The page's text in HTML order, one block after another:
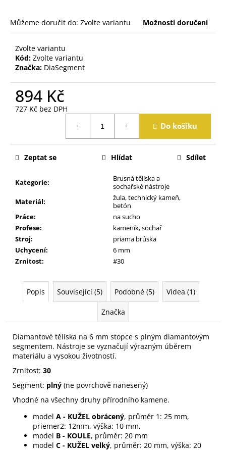
Můžeme doručit do: Zvolte variantu Možnosti doručení
Zvolte variantu
Kód: Zvolte variantu
Značka: DiaSegment
894 Kč
727 Kč bez DPH
Do košíku
Kategorie:
Brusná tělíska a
sochařské nástroje
Materiál:
žula, technický kameň,
betón
Práce:
na sucho
Profese:
kameník, sochař
Stroj:
priama brúska
Uchycení:
6 mm
Zrnitost: #30
Zeptat se Hlídat Sdílet
Popis Související (5) Podobné (5) Videa (1)
Značka
Diamantové tělíska na 6 mm stopce s plným diamantovým
segmentem. Nástroje se vyznačují výrazným úběrem
materiálu a vysokou životností.
Zrnitost: 30
Segment: plný (ne povrchově nanesený)
Vhodné na všechny druhy přírodního kamene.
model A - KUŽEL obrácený, průměr 1: 25 mm,
priemer2: 12mm, výška: 10 mm,
model B - KOULE, průměr: 20 mm
model C - KUŽEL velký, průměr: 20 mm, výška: 20
e
m
e